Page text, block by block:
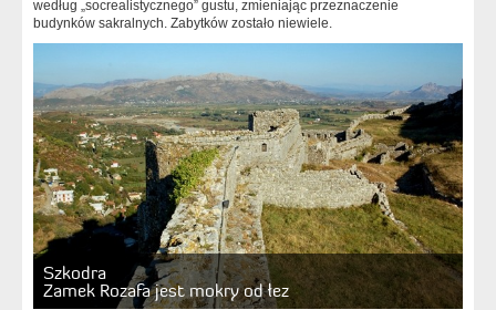
według „socrealistycznego” gustu, zmieniając przeznaczenie
budynków sakralnych. Zabytków zostało niewiele.
Szkodra
Zamek Rozafa jest mokry od łez